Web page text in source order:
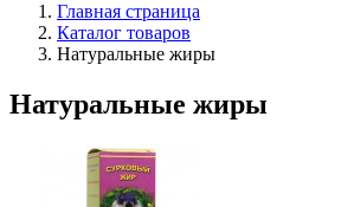
Главная страница
Каталог товаров
Натуральные жиры
Натуральные жиры